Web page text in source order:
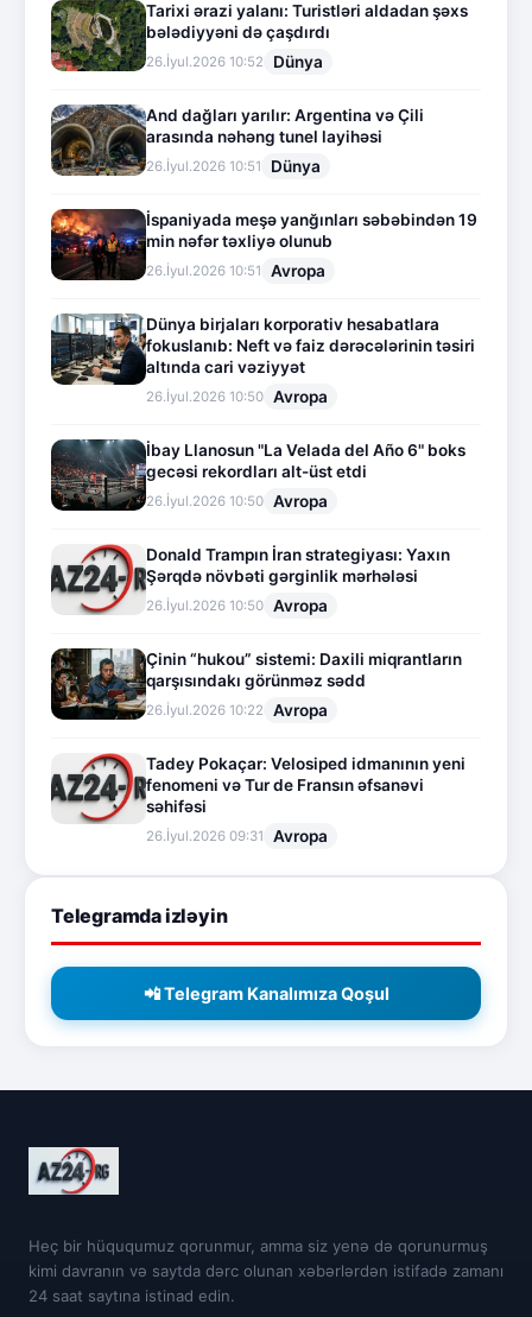
Tarixi ərazi yalanı: Turistləri aldadan şəxs
bələdiyyəni də çaşdırdı
26.İyul.2026 10:52 Dünya
And dağları yarılır: Argentina və Çili
arasında nəhəng tunel layihəsi
26.İyul.2026 10:51 Dünya
İspaniyada meşə yanğınları səbəbindən 19
min nəfər təxliyə olunub
26.İyul.2026 10:51 Avropa
Dünya birjaları korporativ hesabatlara
fokuslanıb: Neft və faiz dərəcələrinin təsiri
altında cari vəziyyət
26.İyul.2026 10:50 Avropa
İbay Llanosun "La Velada del Año 6" boks
gecəsi rekordları alt-üst etdi
26.İyul.2026 10:50 Avropa
Donald Trampın İran strategiyası: Yaxın
Şərqdə növbəti gərginlik mərhələsi
26.İyul.2026 10:50 Avropa
Çinin “hukou” sistemi: Daxili miqrantların
qarşısındakı görünməz sədd
26.İyul.2026 10:22 Avropa
Tadey Pokaçar: Velosiped idmanının yeni
fenomeni və Tur de Fransın əfsanəvi
səhifəsi
26.İyul.2026 09:31 Avropa
Telegramda izləyin
📲 Telegram Kanalımıza Qoşul
Heç bir hüququmuz qorunmur, amma siz yenə də qorunurmuş
kimi davranın və saytda dərc olunan xəbərlərdən istifadə zamanı
24 saat saytına istinad edin.